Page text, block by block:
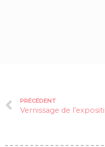
PRÉCÉDENT